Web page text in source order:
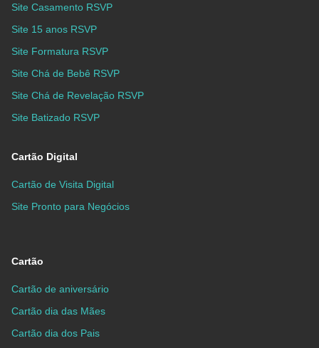
Site Casamento RSVP
Site 15 anos RSVP
Site Formatura RSVP
Site Chá de Bebê RSVP
Site Chá de Revelação RSVP
Site Batizado RSVP
Cartão Digital
Cartão de Visita Digital
Site Pronto para Negócios
Cartão
Cartão de aniversário
Cartão dia das Mães
Cartão dia dos Pais